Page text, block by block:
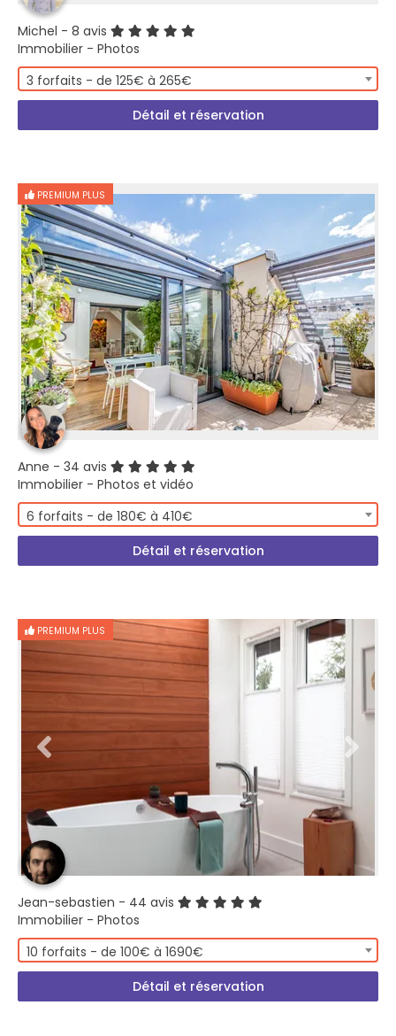
Michel - 8 avis
Immobilier - Photos
3 forfaits - de 125€ à 265€
Détail et réservation
PREMIUM PLUS
Anne - 34 avis
Immobilier - Photos et vidéo
6 forfaits - de 180€ à 410€
Détail et réservation
PREMIUM PLUS
Jean-sebastien - 44 avis
Immobilier - Photos
10 forfaits - de 100€ à 1690€
Détail et réservation